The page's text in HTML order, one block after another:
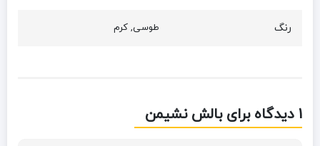
رنگ طوسی, کرم
1 دیدگاه برای بالش نشیمن